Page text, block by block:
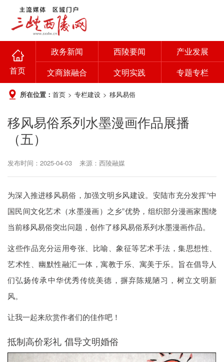
首页
政务新闻 西陵要闻
产业发展
文商旅融合
文明实践 专题专栏
所在位置： 首页 > 专栏建设 > 移风易俗
移风易俗系列水墨漫画作品展播
（五）
发布时间：2025-04-03 来源：西陵融媒
为深入推进移风易俗，加强文明乡风建设。安陆市充分发挥“中
国民间文化艺术（水墨漫画）之乡”优势，组织部分漫画家围绕
当前移风易俗突出问题，创作了移风易俗系列水墨漫画作品。
这些作品充分运用夸张、比喻、象征等艺术手法，集思想性、
艺术性、幽默性融汇一体，寓教于乐、寓美于乐。旨在倡导人
们弘扬传承中华优秀传统美德，摒弃陈规陋习，树立文明新
风。
让我一起来欣赏作者们的佳作吧！
抵制高价彩礼 倡导文明婚俗